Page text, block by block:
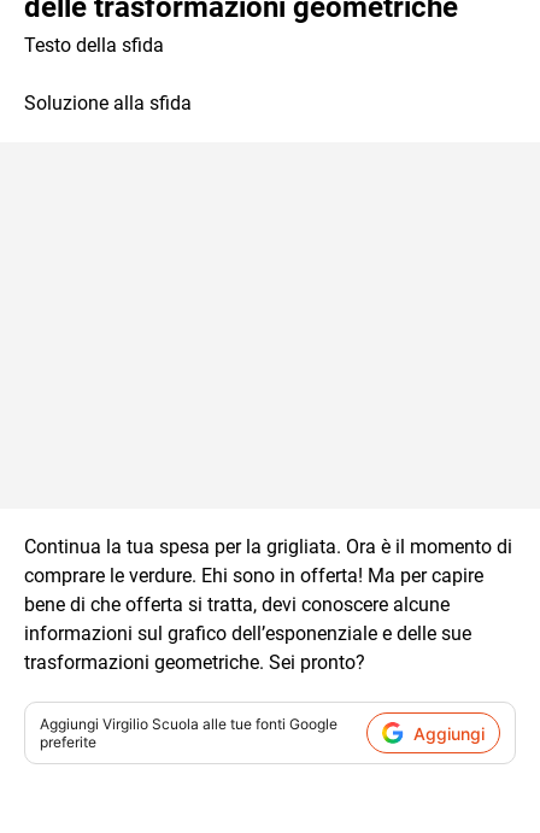
delle trasformazioni geometriche
Testo della sfida
Soluzione alla sfida
Continua la tua spesa per la grigliata. Ora è il momento di
comprare le verdure. Ehi sono in offerta! Ma per capire
bene di che offerta si tratta, devi conoscere alcune
informazioni sul grafico dell’esponenziale e delle sue
trasformazioni geometriche. Sei pronto?
Aggiungi Virgilio Scuola alle tue fonti Google
preferite
Aggiungi